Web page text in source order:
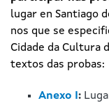
lugar en Santiago
nos que se
Cidade da Cultura
textos das probas:
Anexo I :